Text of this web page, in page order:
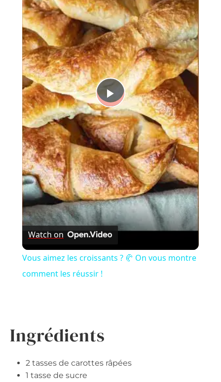
Play
Video
Watch on
Vous aimez les croissants ? 🥐 On vous montre
comment les réussir !
Ingrédients
2 tasses de carottes râpées
1 tasse de sucre